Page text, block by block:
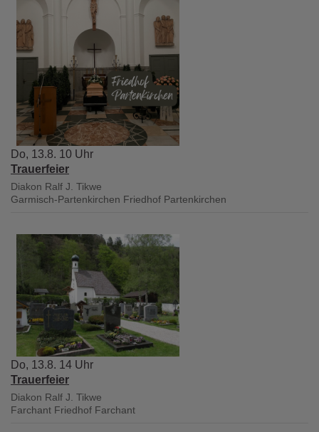
Do, 13.8. 10 Uhr
Trauerfeier
Diakon Ralf J. Tikwe
Garmisch-Partenkirchen Friedhof Partenkirchen
Do, 13.8. 14 Uhr
Trauerfeier
Diakon Ralf J. Tikwe
Farchant Friedhof Farchant